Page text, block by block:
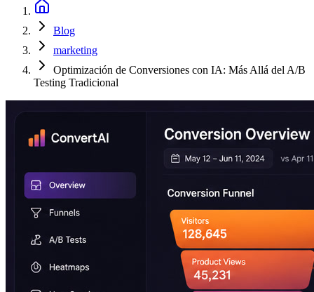
Blog
marketing
Optimización de Conversiones con IA: Más Allá del A/B
Testing Tradicional